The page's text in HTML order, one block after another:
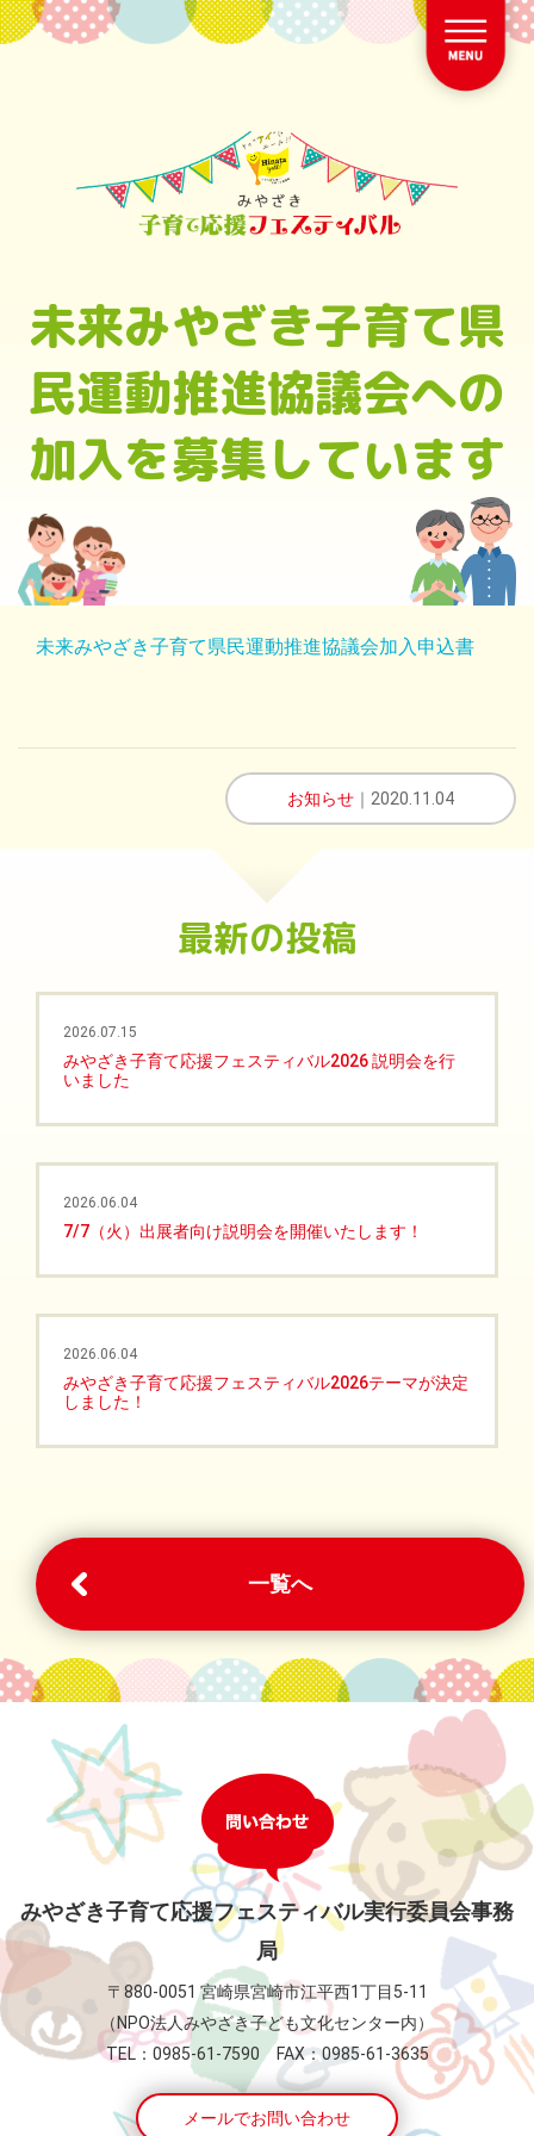
未来みやざき子育て県
民運動推進協議会への
加入を募集しています
未来みやざき子育て県民運動推進協議会加入申込書
お知らせ ｜2020.11.04
最新の投稿
2026.07.15
みやざき子育て応援フェスティバル2026 説明会を行
いました
2026.06.04
7/7（火）出展者向け説明会を開催いたします！
2026.06.04
みやざき子育て応援フェスティバル2026テーマが決定
しました！
一覧へ
みやざき子育て応援フェスティバル実行委員会事務
局
〒880-0051 宮崎県宮崎市江平西1丁目5-11
（NPO法人みやざき子ども文化センター内）
TEL：0985-61-7590 FAX：0985-61-3635
メールでお問い合わせ